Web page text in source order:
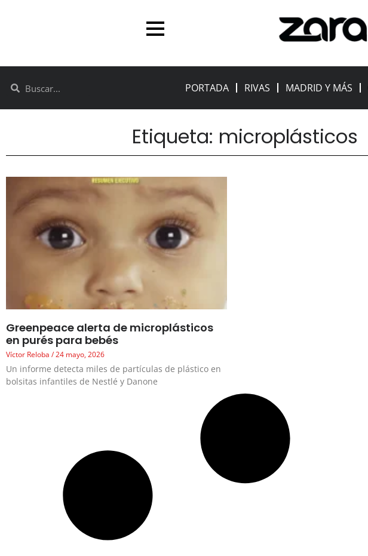
PORTADA RIVAS MADRID Y MÁS
Etiqueta: microplásticos
Greenpeace alerta de microplásticos
en purés para bebés
Víctor Reloba 24 mayo, 2026
Un informe detecta miles de partículas de plástico en
bolsitas infantiles de Nestlé y Danone